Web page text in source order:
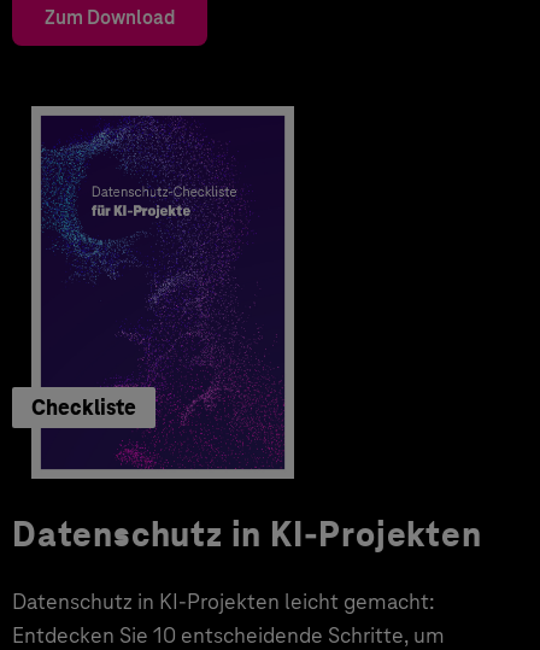
Zum Download
Checkliste
Datenschutz in KI-Projekten
Datenschutz in KI-Projekten leicht gemacht:
Entdecken Sie 10 entscheidende Schritte, um